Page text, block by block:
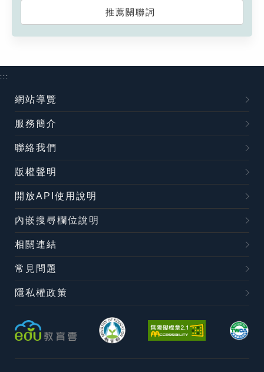
推薦關聯詞
:::
網站導覽
服務簡介
聯絡我們
版權聲明
開放API使用說明
內嵌搜尋欄位說明
相關連結
常見問題
隱私權政策